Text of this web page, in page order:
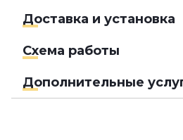
Доставка и установка
Схема работы
Дополнительные